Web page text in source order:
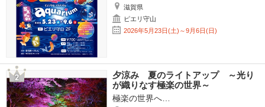
滋賀県
ピエリ守山
2026年5月23日(土)～9月6日(日)
夕涼み 夏のライトアップ ～光り
が織りなす極楽の世界～
極楽の世界へ…